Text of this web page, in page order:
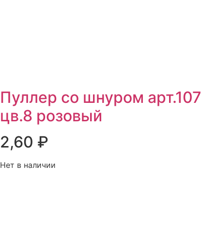
Пуллер со шнуром арт.107
цв.8 розовый
2,60 ₽
Нет в наличии